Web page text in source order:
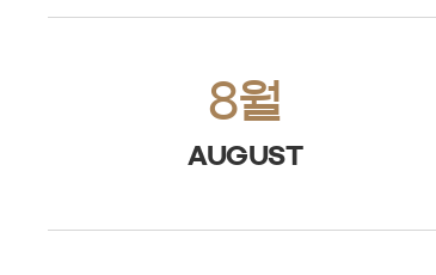
8월
AUGUST